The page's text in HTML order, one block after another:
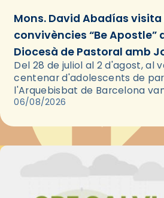
Mons. David Abadías visita
convivències “Be Apostle”
Diocesà de Pastoral amb
Del 28 de juliol al 2 d'agost, al
centenar d'adolescents de
l'Arquebisbat de Barcelona
les convivències Be Apostle,
06/08/2026